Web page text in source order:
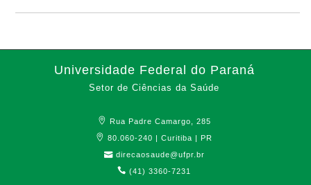
Universidade Federal do Paraná
Setor de Ciências da Saúde
Rua Padre Camargo, 285
80.060-240 | Curitiba | PR
direcaosaude@ufpr.br
(41) 3360-7231